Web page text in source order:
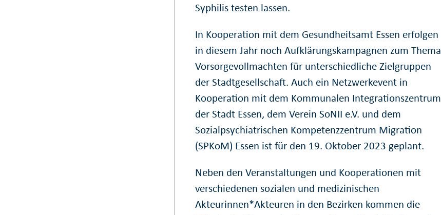
Syphilis testen lassen.
In Kooperation mit dem Gesundheitsamt Essen erfolgen
in diesem Jahr noch Aufklärungskampagnen zum Thema
Vorsorgevollmachten für unterschiedliche Zielgruppen
der Stadtgesellschaft. Auch ein Netzwerkevent in
Kooperation mit dem Kommunalen Integrationszentrum
der Stadt Essen, dem Verein SoNII e.V. und dem
Sozialpsychiatrischen Kompetenzzentrum Migration
(SPKoM) Essen ist für den 19. Oktober 2023 geplant.
Neben den Veranstaltungen und Kooperationen mit
verschiedenen sozialen und medizinischen
Akteurinnen*Akteuren in den Bezirken kommen die